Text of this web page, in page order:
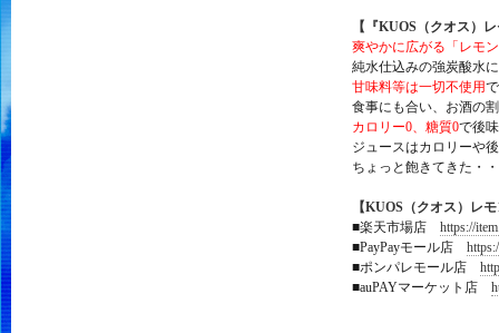
【『KUOS（クオス）
爽やかに広がる「レモ
純水仕込みの強炭酸水
甘味料等は一切不使用
食事にも合い、お酒の
カロリー0、糖質0で後
ジュースはカロリーや
ちょっと飽きてきた・
【KUOS（クオス）レ
■楽天市場店 https://
■PayPayモール店
■ポンパレモール店
■auPAYマーケット店